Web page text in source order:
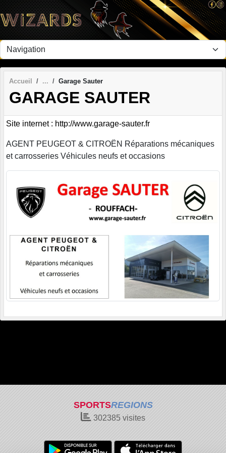
Accueil Garage Sauter
GARAGE SAUTER
Site internet : http://www.garage-sauter.fr
AGENT PEUGEOT & CITROËN Réparations mécaniques
et carrosseries Véhicules neufs et occasions
SPORTSREGIONS
302385 visites
Panneau de gestion des cookies